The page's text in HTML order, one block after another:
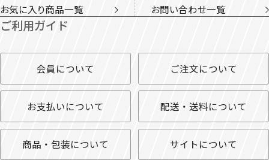
お気に入り商品一覧
お問い合わせ一覧
ご利用ガイド
会員について ご注文について
お支払いについて 配送・送料について
商品・包装について サイトについて